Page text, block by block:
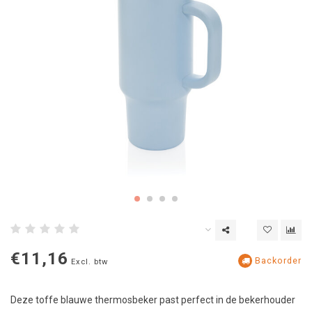
€11,16 Excl. btw Backorder
Deze toffe blauwe thermosbeker past perfect in de bekerhouder